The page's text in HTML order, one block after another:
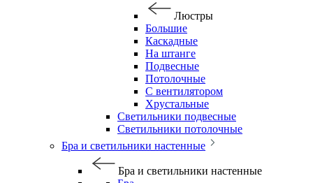
Люстры
Большие
Каскадные
На штанге
Подвесные
Потолочные
С вентилятором
Хрустальные
Светильники подвесные
Светильники потолочные
Бра и светильники настенные
Бра и светильники настенные